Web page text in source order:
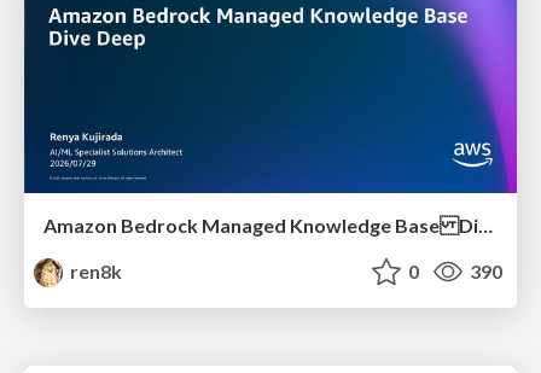
Amazon Bedrock Managed Knowledge Base Dive Deep
ren8k
0 390